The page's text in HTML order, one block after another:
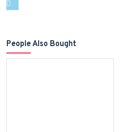
People Also Bought